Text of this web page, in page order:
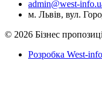
admin@west-
м. Львів, вул.
© 2026 Бізнес
Розробка West-